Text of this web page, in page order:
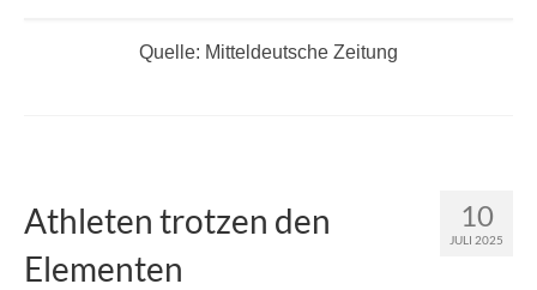
Quelle: Mitteldeutsche Zeitung
10
JULI 2025
Athleten trotzen den
Elementen